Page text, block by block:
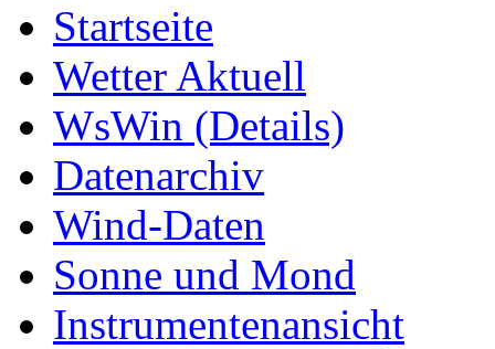
Startseite
Wetter Aktuell
WsWin (Details)
Datenarchiv
Wind-Daten
Sonne und Mond
Instrumentenansicht